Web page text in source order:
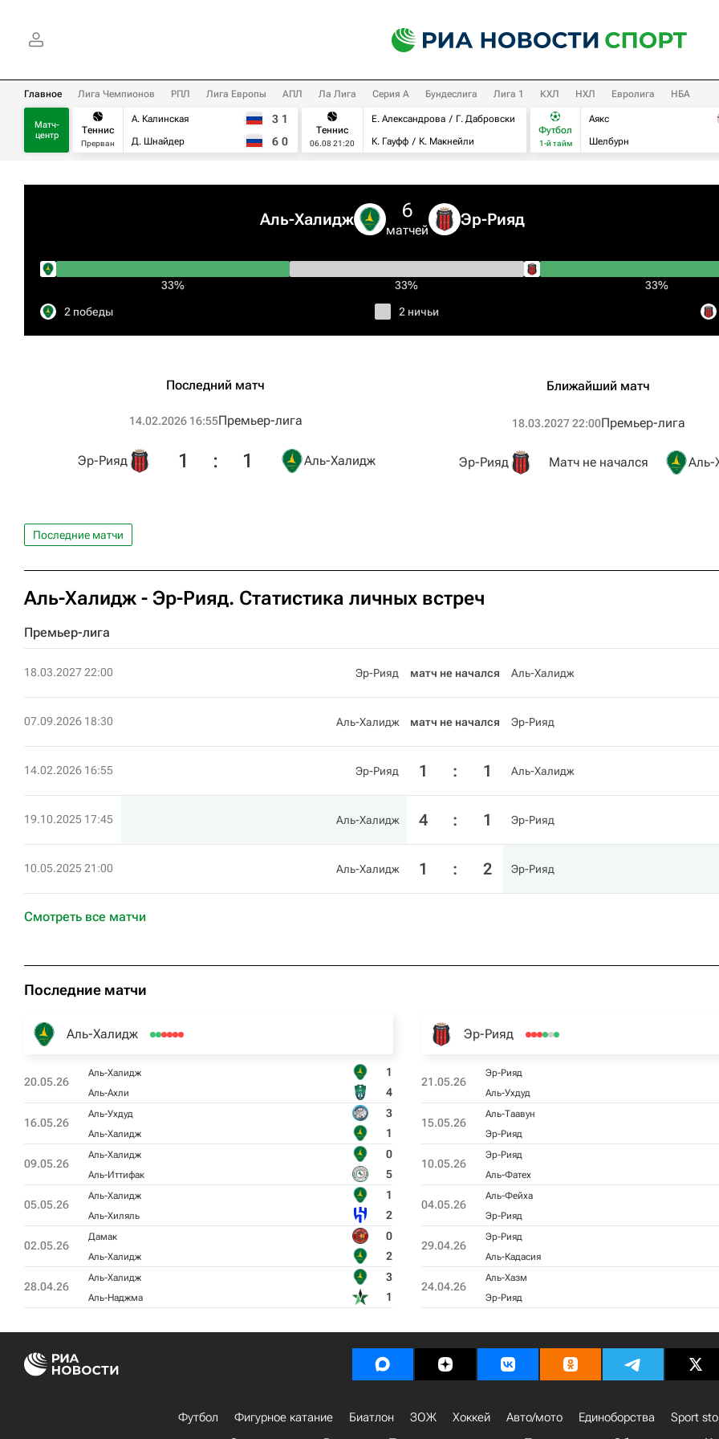
Главное Лига Чемпионов РПЛ Лига Европы АПЛ Ла Лига Серия А Бундеслига Лига 1 КХЛ НХЛ Евролига НБА
Матч-
центр
Теннис
Прерван
А. Калинская
Д. Шнайдер
3 1
6 0
Теннис
06.08 21:20
Е. Александрова
Г. Дабровски
К. Гауфф
К. Макнейли
Футбол
1-й тайм
Аякс
Шелбурн
Аль-Халидж 6
матчей
Эр-Рияд
33% 33% 33%
2 победы 2 ничьи
Последний матч
14.02.2026 16:55Премьер-лига
Эр-Рияд 1 : 1 Аль-Халидж
Ближайший матч
18.03.2027 22:00Премьер-лига
Эр-Рияд Матч не начался Аль-
Последние матчи
Аль-Халидж - Эр-Рияд. Статистика личных встреч
Премьер-лига
18.03.2027 22:00 Эр-Рияд матч не начался Аль-Халидж
07.09.2026 18:30 Аль-Халидж матч не начался Эр-Рияд
14.02.2026 16:55 Эр-Рияд 1 : 1 Аль-Халидж
19.10.2025 17:45 Аль-Халидж 4 : 1 Эр-Рияд
10.05.2025 21:00 Аль-Халидж 1 : 2 Эр-Рияд
Смотреть все матчи
Последние матчи
Аль-Халидж
20.05.26
Аль-Халидж 1
Аль-Ахли 4
16.05.26
Аль-Ухдуд 3
Аль-Халидж 1
09.05.26
Аль-Халидж 0
Аль-Иттифак 5
05.05.26
Аль-Халидж 1
Аль-Хиляль 2
02.05.26
Дамак 0
Аль-Халидж 2
28.04.26
Аль-Халидж 3
Аль-Наджма 1
Эр-Рияд
21.05.26
Эр-Рияд
Аль-Ухдуд
15.05.26
Аль-Таавун
Эр-Рияд
10.05.26
Эр-Рияд
Аль-Фатех
04.05.26
Аль-Фейха
Эр-Рияд
29.04.26
Эр-Рияд
Аль-Кадасия
24.04.26
Аль-Хазм
Эр-Рияд
Футбол Фигурное катание Биатлон ЗОЖ Хоккей Авто/мото Единоборства
Sport